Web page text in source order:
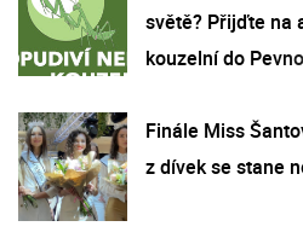
světě? Přijďte na
kouzelní do
Finále Miss
z dívek se stane